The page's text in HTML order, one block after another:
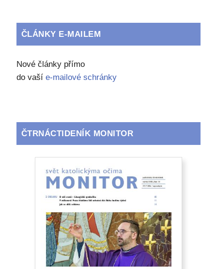
ČLÁNKY E-MAILEM
Nové články přímo
do vaší e-mailové schránky
ČTRNÁCTIDENÍK MONITOR